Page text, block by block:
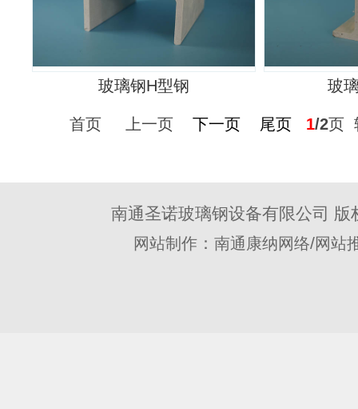
玻璃钢H型钢 玻
首页 上一页 下一页 尾页 1/2页
南通圣诺玻璃钢设备有限公司 版
网站制作： 南通康纳网络/网站